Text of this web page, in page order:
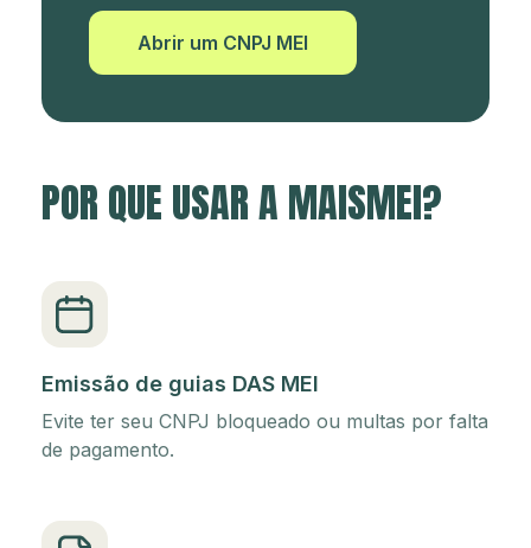
Abrir um CNPJ MEI
POR QUE USAR A MAISMEI?
Emissão de guias DAS MEI
Evite ter seu CNPJ bloqueado ou multas por falta
de pagamento.